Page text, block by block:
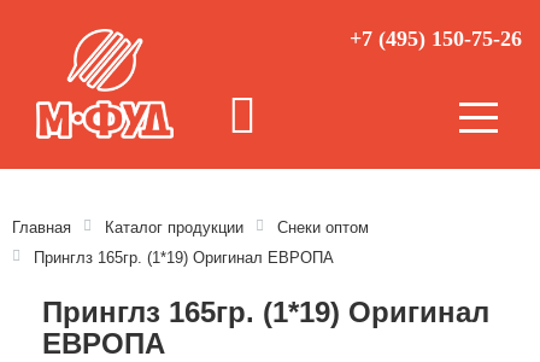
+7 (495) 150-75-26
Главная Каталог продукции
Снеки оптом
Принглз 165гр. (1*19) Оригинал ЕВРОПА
Принглз 165гр. (1*19) Оригинал
ЕВРОПА